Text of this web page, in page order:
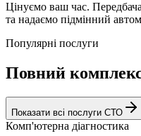
Цінуємо ваш час.
та надаємо підмінний
Популярні послуги
Повний комплекс
Показати всі послуги СТО
Комп'ютерна діагностика